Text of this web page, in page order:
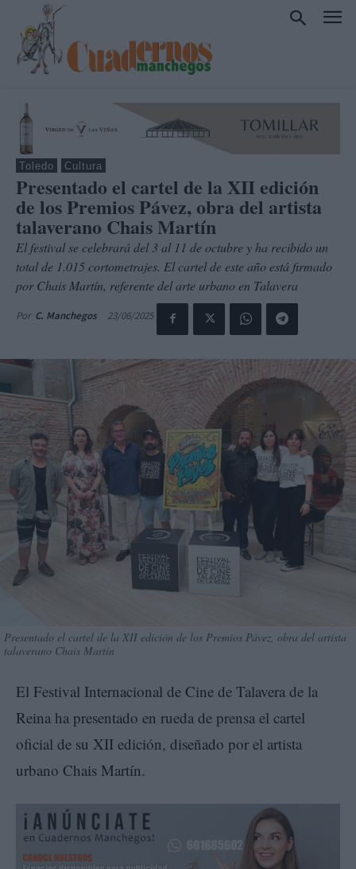
Toledo Cultura
Presentado el cartel de la XII edición
de los Premios Pávez, obra del artista
talaverano Chais Martín
El festival se celebrará del 3 al 11 de octubre y ha recibido un
total de 1.015 cortometrajes. El cartel de este año está firmado
por Chais Martín, referente del arte urbano en Talavera
Por C. Manchegos 23/06/2025
Presentado el cartel de la XII edición de los Premios Pávez, obra del artista
talaverano Chais Martín
El Festival Internacional de Cine de Talavera de la
Reina ha presentado en rueda de prensa el cartel
oficial de su XII edición, diseñado por el artista
urbano Chais Martín.